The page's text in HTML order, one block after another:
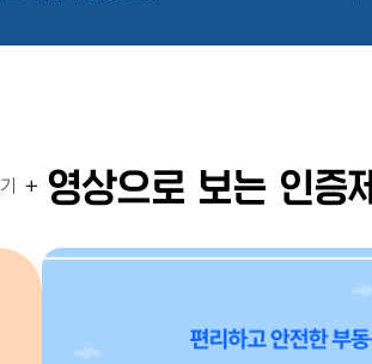
영상으로 보는 인증